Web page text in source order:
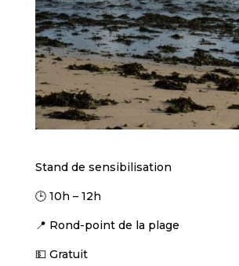
Stand de sensibilisation
🕒 10h – 12h
📍 Rond-point de la plage
💵 Gratuit